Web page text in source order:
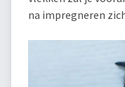
na impregneren